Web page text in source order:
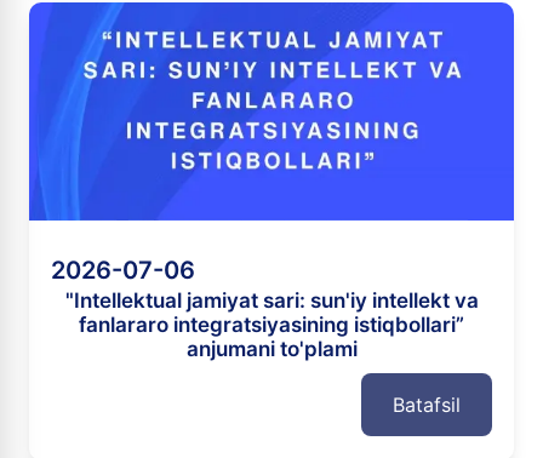
2026-07-06
"Intellektual jamiyat sari: sun'iy intellekt va
fanlararo integratsiyasining istiqbollari”
anjumani to'plami
Batafsil